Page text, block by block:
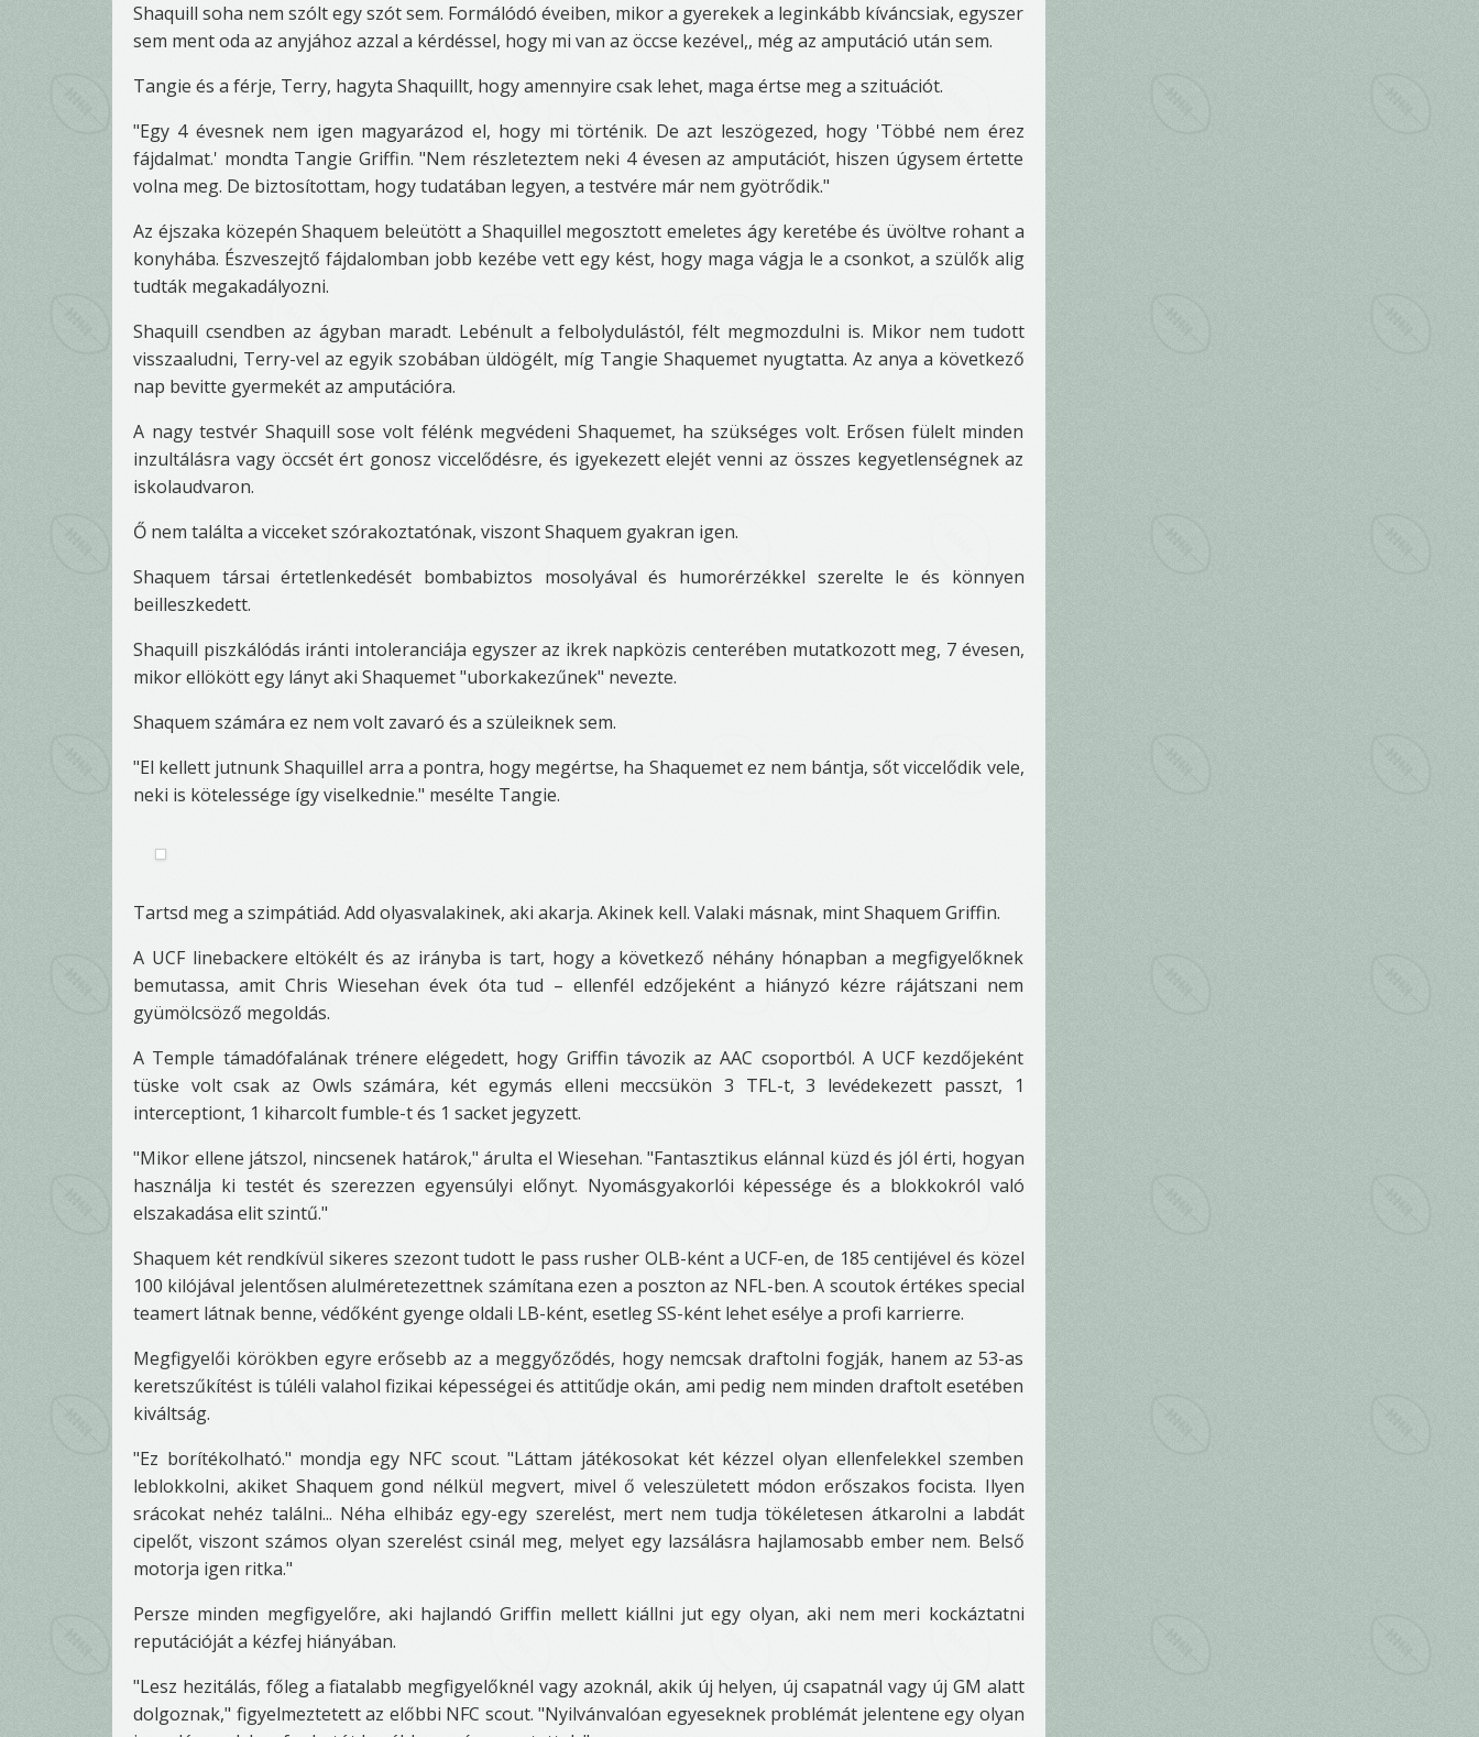
Shaquill soha nem szólt egy szót sem. Formálódó éveiben, mikor a gyerekek a leginkább kíváncsiak, egyszer
sem ment oda az anyjához azzal a kérdéssel, hogy mi van az öccse kezével,, még az amputáció után sem.
Tangie és a férje, Terry, hagyta Shaquillt, hogy amennyire csak lehet, maga értse meg a szituációt.
"Egy 4 évesnek nem igen magyarázod el, hogy mi történik. De azt leszögezed, hogy 'Többé nem érez
fájdalmat.' mondta Tangie Griffin. "Nem részleteztem neki 4 évesen az amputációt, hiszen úgysem értette
volna meg. De biztosítottam, hogy tudatában legyen, a testvére már nem gyötrődik."
Az éjszaka közepén Shaquem beleütött a Shaquillel megosztott emeletes ágy keretébe és üvöltve rohant a
konyhába. Észveszejtő fájdalomban jobb kezébe vett egy kést, hogy maga vágja le a csonkot, a szülők alig
tudták megakadályozni.
Shaquill csendben az ágyban maradt. Lebénult a felbolydulástól, félt megmozdulni is. Mikor nem tudott
visszaaludni, Terry-vel az egyik szobában üldögélt, míg Tangie Shaquemet nyugtatta. Az anya a következő
nap bevitte gyermekét az amputációra.
A nagy testvér Shaquill sose volt félénk megvédeni Shaquemet, ha szükséges volt. Erősen fülelt minden
inzultálásra vagy öccsét ért gonosz viccelődésre, és igyekezett elejét venni az összes kegyetlenségnek az
iskolaudvaron.
Ő nem találta a vicceket szórakoztatónak, viszont Shaquem gyakran igen.
Shaquem társai értetlenkedését bombabiztos mosolyával és humorérzékkel szerelte le és könnyen
beilleszkedett.
Shaquill piszkálódás iránti intoleranciája egyszer az ikrek napközis centerében mutatkozott meg, 7 évesen,
mikor ellökött egy lányt aki Shaquemet "uborkakezűnek" nevezte.
Shaquem számára ez nem volt zavaró és a szüleiknek sem.
"El kellett jutnunk Shaquillel arra a pontra, hogy megértse, ha Shaquemet ez nem bántja, sőt viccelődik vele,
neki is kötelessége így viselkednie." mesélte Tangie.
Tartsd meg a szimpátiád. Add olyasvalakinek, aki akarja. Akinek kell. Valaki másnak, mint Shaquem Griffin.
A UCF linebackere eltökélt és az irányba is tart, hogy a következő néhány hónapban a megfigyelőknek
bemutassa, amit Chris Wiesehan évek óta tud – ellenfél edzőjeként a hiányzó kézre rájátszani nem
gyümölcsöző megoldás.
A Temple támadófalának trénere elégedett, hogy Griffin távozik az AAC csoportból. A UCF kezdőjeként
tüske volt csak az Owls számára, két egymás elleni meccsükön 3 TFL-t, 3 levédekezett passzt, 1
interceptiont, 1 kiharcolt fumble-t és 1 sacket jegyzett.
"Mikor ellene játszol, nincsenek határok," árulta el Wiesehan. "Fantasztikus elánnal küzd és jól érti, hogyan
használja ki testét és szerezzen egyensúlyi előnyt. Nyomásgyakorlói képessége és a blokkokról való
elszakadása elit szintű."
Shaquem két rendkívül sikeres szezont tudott le pass rusher OLB-ként a UCF-en, de 185 centijével és közel
100 kilójával jelentősen alulméretezettnek számítana ezen a poszton az NFL-ben. A scoutok értékes special
teamert látnak benne, védőként gyenge oldali LB-ként, esetleg SS-ként lehet esélye a profi karrierre.
Megfigyelői körökben egyre erősebb az a meggyőződés, hogy nemcsak draftolni fogják, hanem az 53-as
keretszűkítést is túléli valahol fizikai képességei és attitűdje okán, ami pedig nem minden draftolt esetében
kiváltság.
"Ez borítékolható." mondja egy NFC scout. "Láttam játékosokat két kézzel olyan ellenfelekkel szemben
leblokkolni, akiket Shaquem gond nélkül megvert, mivel ő veleszületett módon erőszakos focista. Ilyen
srácokat nehéz találni... Néha elhibáz egy-egy szerelést, mert nem tudja tökéletesen átkarolni a labdát
cipelőt, viszont számos olyan szerelést csinál meg, melyet egy lazsálásra hajlamosabb ember nem. Belső
motorja igen ritka."
Persze minden megfigyelőre, aki hajlandó Griffin mellett kiállni jut egy olyan, aki nem meri kockáztatni
reputációját a kézfej hiányában.
"Lesz hezitálás, főleg a fiatalabb megfigyelőknél vagy azoknál, akik új helyen, új csapatnál vagy új GM alatt
dolgoznak," figyelmeztetett az előbbi NFC scout. "Nyilvánvalóan egyeseknek problémát jelentene egy olyan